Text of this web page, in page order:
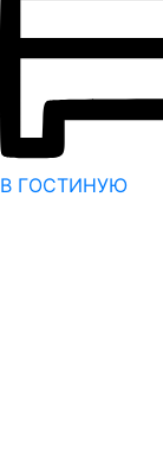
В ГОСТИНУЮ